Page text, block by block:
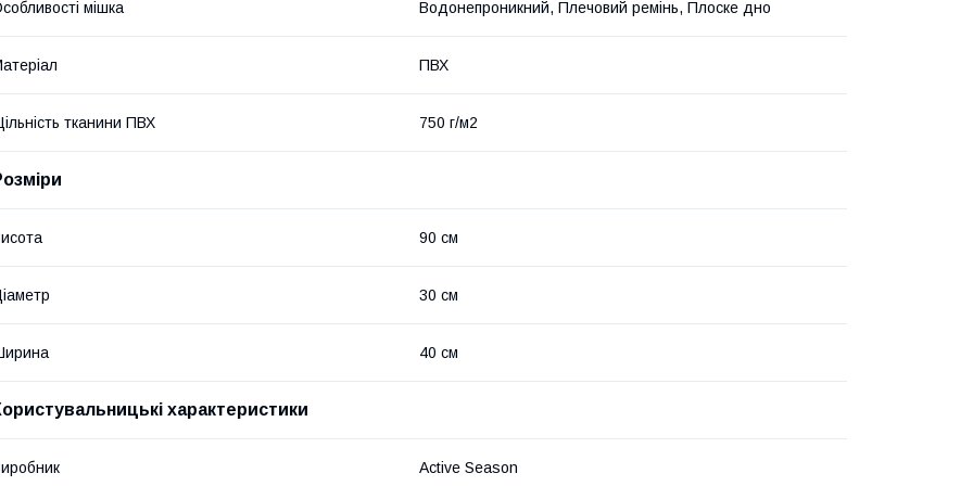
мішка Водонепроникний, Плечовий ремінь, Плоске дно
ПВХ
тканини ПВХ 750 г/м2
90 см
30 см
40 см
характеристики
Active Season